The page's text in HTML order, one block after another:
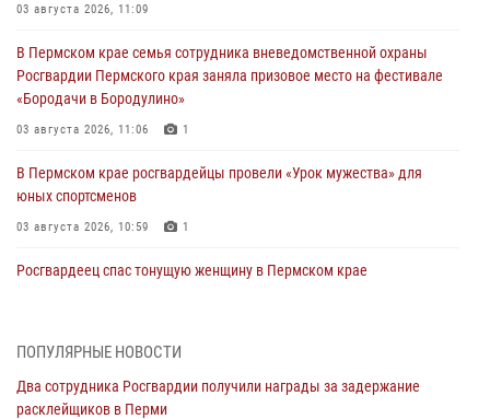
03 августа 2026, 11:09
В Пермском крае семья сотрудника вневедомственной охраны
Росгвардии Пермского края заняла призовое место на фестивале
«Бородачи в Бородулино»
03 августа 2026, 11:06 1
В Пермском крае росгвардейцы провели «Урок мужества» для
юных спортсменов
03 августа 2026, 10:59 1
Росгвардеец спас тонущую женщину в Пермском крае
Сотрудники Росгвардии приняли участие в торжественном
28 июля 2026, 10:44 1
ПОПУЛЯРНЫЕ НОВОСТИ
Два сотрудника Росгвардии получили награды за задержание
расклейщиков в Перми